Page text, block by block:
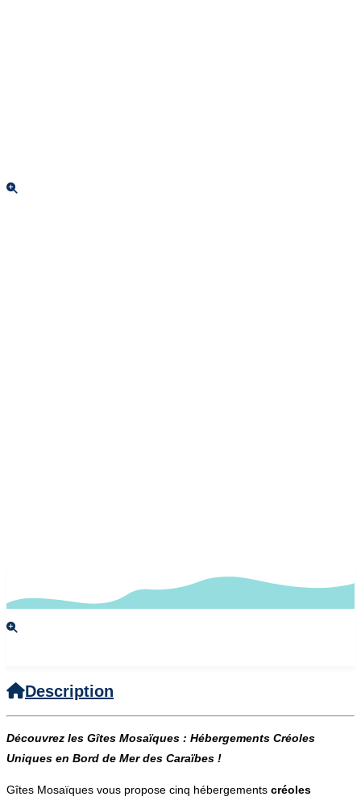
Description
Découvrez les Gîtes Mosaïques : Hébergements Créoles
Uniques en Bord de Mer des Caraïbes !
Gîtes Mosaïques vous propose cinq hébergements créoles